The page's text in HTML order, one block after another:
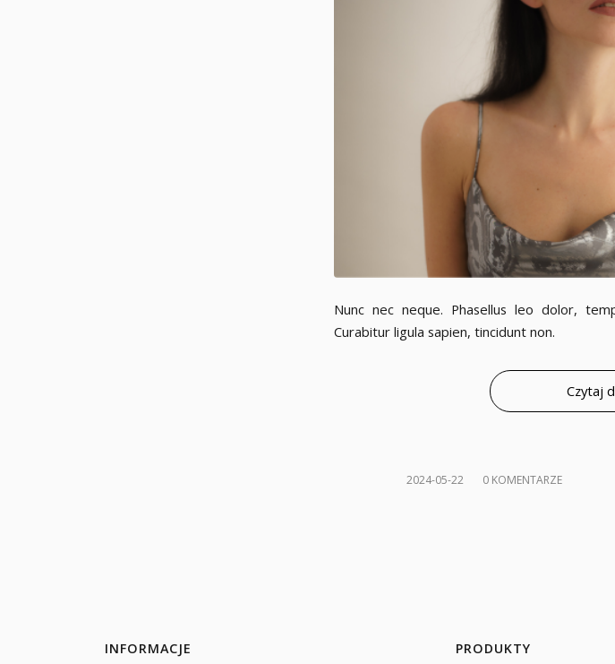
Nunc nec neque. Phasellus leo dolor,
Curabitur ligula sapien, tincidunt non.
Czytaj
2024-05-22
/ 0 KOMENTARZE
INFORMACJE PRODUKTY